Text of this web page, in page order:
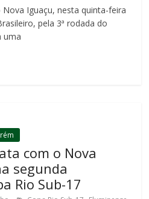
Iguaçu, nesta quinta-feira
pela 3ª rodada do
uma
com o Nova
segunda
Rio Sub-17